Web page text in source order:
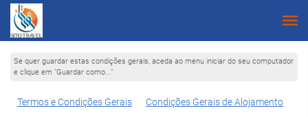
Se quer guardar estas condições gerais, aceda ao menu iniciar do seu computador
e clique em "Guardar como..."
Termos e Condições Gerais Condições Gerais de Alojamento